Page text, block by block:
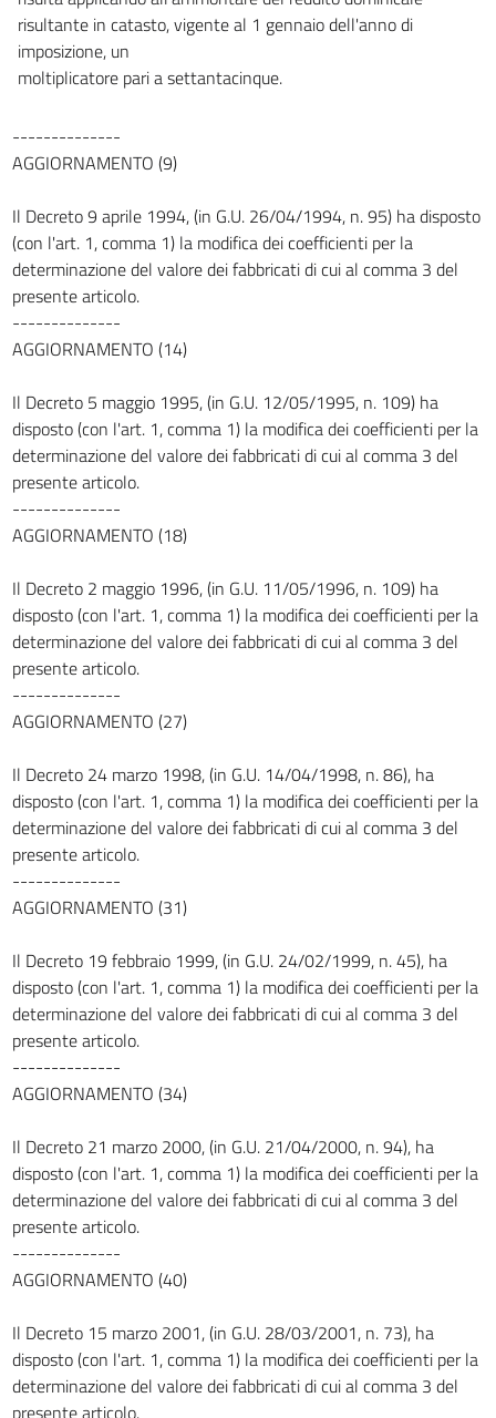
risultante in catasto, vigente al 1 gennaio dell'anno di
imposizione, un
moltiplicatore pari a settantacinque.
--------------
AGGIORNAMENTO (9)
Il Decreto 9 aprile 1994, (in G.U. 26/04/1994, n. 95) ha disposto
(con l'art. 1, comma 1) la modifica dei coefficienti per la
determinazione del valore dei fabbricati di cui al comma 3 del
presente articolo.
--------------
AGGIORNAMENTO (14)
Il Decreto 5 maggio 1995, (in G.U. 12/05/1995, n. 109) ha
disposto (con l'art. 1, comma 1) la modifica dei coefficienti per la
determinazione del valore dei fabbricati di cui al comma 3 del
presente articolo.
--------------
AGGIORNAMENTO (18)
Il Decreto 2 maggio 1996, (in G.U. 11/05/1996, n. 109) ha
disposto (con l'art. 1, comma 1) la modifica dei coefficienti per la
determinazione del valore dei fabbricati di cui al comma 3 del
presente articolo.
--------------
AGGIORNAMENTO (27)
Il Decreto 24 marzo 1998, (in G.U. 14/04/1998, n. 86), ha
disposto (con l'art. 1, comma 1) la modifica dei coefficienti per la
determinazione del valore dei fabbricati di cui al comma 3 del
presente articolo.
--------------
AGGIORNAMENTO (31)
Il Decreto 19 febbraio 1999, (in G.U. 24/02/1999, n. 45), ha
disposto (con l'art. 1, comma 1) la modifica dei coefficienti per la
determinazione del valore dei fabbricati di cui al comma 3 del
presente articolo.
--------------
AGGIORNAMENTO (34)
Il Decreto 21 marzo 2000, (in G.U. 21/04/2000, n. 94), ha
disposto (con l'art. 1, comma 1) la modifica dei coefficienti per la
determinazione del valore dei fabbricati di cui al comma 3 del
presente articolo.
--------------
AGGIORNAMENTO (40)
Il Decreto 15 marzo 2001, (in G.U. 28/03/2001, n. 73), ha
disposto (con l'art. 1, comma 1) la modifica dei coefficienti per la
determinazione del valore dei fabbricati di cui al comma 3 del
presente articolo.